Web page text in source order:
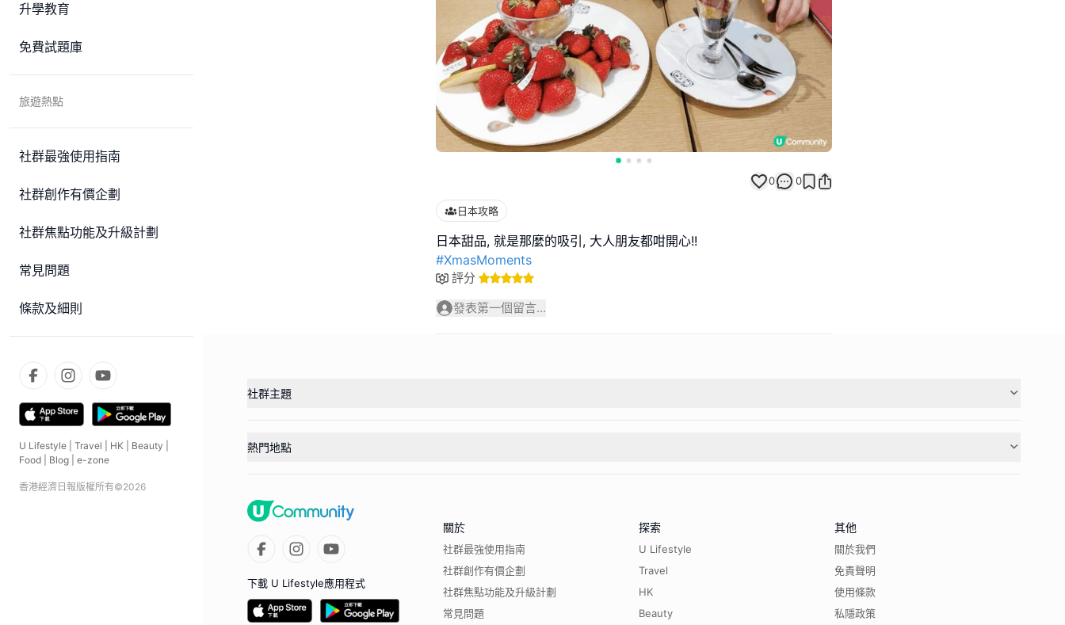
升學教育
免費試題庫
旅遊熱點
社群最強使用指南
社群創作有價企劃
社群焦點功能及升級計劃
常見問題
條款及細則
U Lifestyle Travel HK Beauty
Food
Blog e-zone
香港經濟日報版權所有©2026
0 0
日本攻略
#XmasMoments
評分
發表第一個留言...
社群主題
熱門地點
下載 U Lifestyle應用程式
關於
社群最強使用指南
社群創作有價企劃
社群焦點功能及升級計劃
常見問題
探索
U Lifestyle
Travel
HK
Beauty
其他
關於我們
免責聲明
使用條款
私隱政策